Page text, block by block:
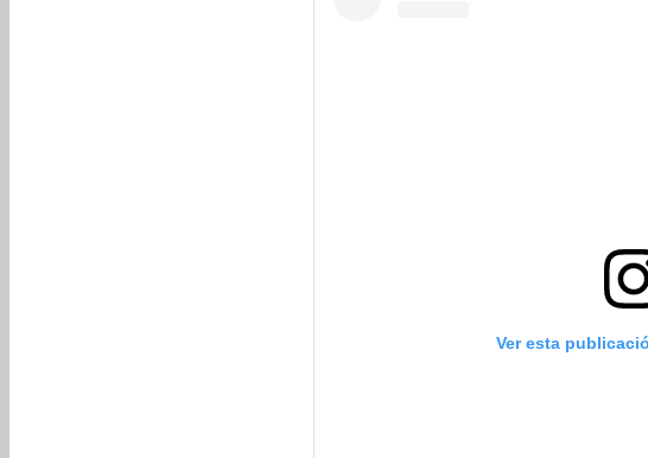
Ver esta